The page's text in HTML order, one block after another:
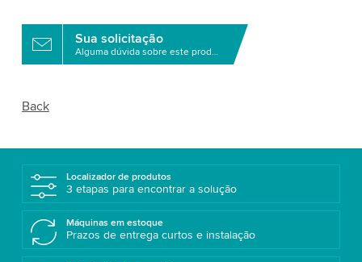
Sua solicitação
Alguma dúvida sobre este produto?
Back
Localizador de produtos
3 etapas para encontrar a solução
Máquinas em estoque
Prazos de entrega curtos e instalação